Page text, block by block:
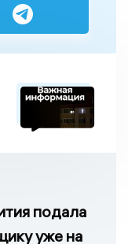
подала
уже на